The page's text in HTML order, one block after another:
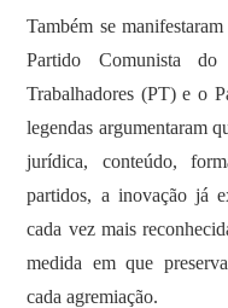
Também se
Partido Comunista
Trabalhadores (PT) e o
legendas argumentaram
jurídica, conteúdo,
partidos, a inovação já
cada vez mais
medida em que
cada agremiação.